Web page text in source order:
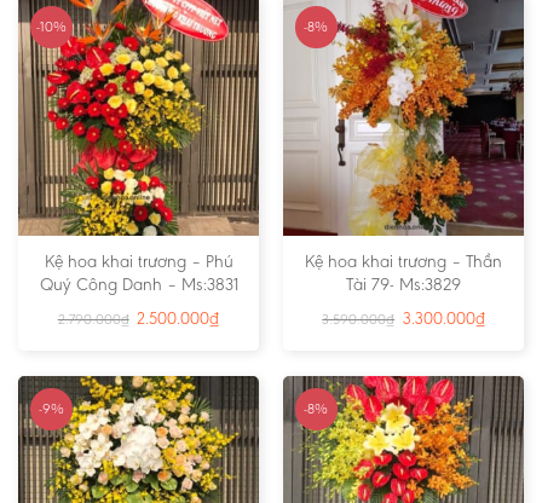
-10%
Kệ hoa khai trương – Phú
Quý Công Danh – Ms:3831
2.790.000₫ 2.500.000₫
-8%
Kệ hoa khai trương – Thần
Tài 79- Ms:3829
3.590.000₫ 3.300.000₫
-9% -8%